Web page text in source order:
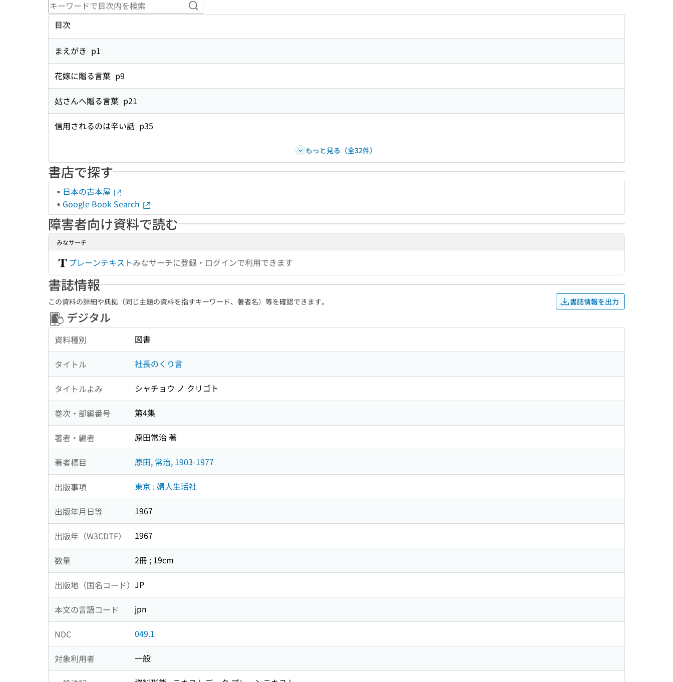
キーワードで目次内を検索
目次
まえがき p1
花嫁に贈る言葉 p9
姑さんへ贈る言葉 p21
信用されるのは辛い話 p35
もっと見る（全32件）
書店で探す
日本の古本屋
Google Book Search
障害者向け資料で読む
みなサーチ
プレーンテキストみなサーチに登録・ログインで利用できます
書誌情報
この資料の詳細や典拠（同じ主題の資料を指すキーワード、著者名）等を確認できます。 書誌情報を出力
デジタル
資料種別 図書
タイトル 社長のくり言
タイトルよみ シャチョウ ノ クリゴト
巻次・部編番号 第4集
著者・編者 原田常治 著
著者標目 原田, 常治, 1903-1977
出版事項 東京 : 婦人生活社
出版年月日等 1967
出版年（W3CDTF） 1967
数量 2冊 ; 19cm
出版地（国名コード） JP
本文の言語コード jpn
NDC 049.1
対象利用者 一般